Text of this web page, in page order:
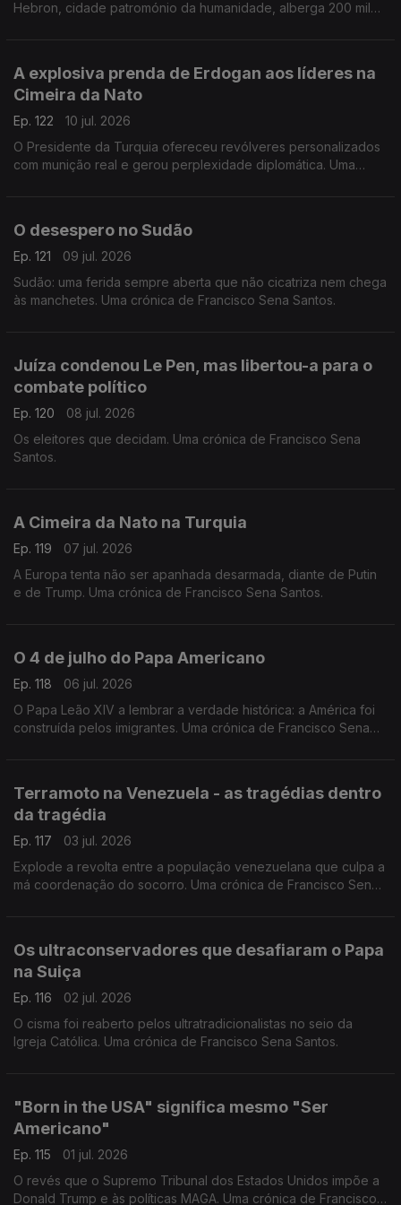
Hebron, cidade patromónio da humanidade, alberga 200 mil
A explosiva prenda de Erdogan aos líderes na
Cimeira da Nato
Ep. 122
10 jul. 2026
O Presidente da Turquia ofereceu revólveres personalizados
com munição real e gerou perplexidade diplomática. Uma
O desespero no Sudão
Ep. 121
09 jul. 2026
Sudão: uma ferida sempre aberta que não cicatriza nem chega
às manchetes. Uma crónica de Francisco Sena Santos.
Juíza condenou Le Pen, mas libertou-a para o
combate político
Ep. 120
08 jul. 2026
Os eleitores que decidam. Uma crónica de Francisco Sena
Santos.
A Cimeira da Nato na Turquia
Ep. 119
07 jul. 2026
A Europa tenta não ser apanhada desarmada, diante de Putin
e de Trump. Uma crónica de Francisco Sena Santos.
O 4 de julho do Papa Americano
Ep. 118
06 jul. 2026
O Papa Leão XIV a lembrar a verdade histórica: a América foi
construída pelos imigrantes. Uma crónica de Francisco Sena
Terramoto na Venezuela - as tragédias dentro
da tragédia
Ep. 117
03 jul. 2026
Explode a revolta entre a população venezuelana que culpa a
má coordenação do socorro. Uma crónica de Francisco Sena
Os ultraconservadores que desafiaram o Papa
na Suiça
Ep. 116
02 jul. 2026
O cisma foi reaberto pelos ultratradicionalistas no seio da
Igreja Católica. Uma crónica de Francisco Sena Santos.
"Born in the USA" significa mesmo "Ser
Americano"
Ep. 115
01 jul. 2026
O revés que o Supremo Tribunal dos Estados Unidos impõe a
Donald Trump e às políticas MAGA. Uma crónica de Francisco